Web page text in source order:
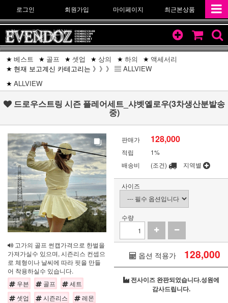
로그인 회원가입 마이페이지 최근본상품
베스트 골프 셋업 상의 하의
액세서리
현재 보고계신 카테고리는 》》》 ▤ ALLVIEW
ALLVIEW
드로우스트링 시즌 플레어세트_샤벳옐로우(3차생산분발송
중)
고가의 골프 썬캡가격으로 한벌을
가져가실수 있으며, 시즌리스 컨셉으
로 체형이나 날씨에 따라 핏을 만들
어 착용하실수 있습니다.
우븐
골프
세트
셋업
시즌리스
레몬
판매가 128,000
적립
1%
배송비
(조건) 지역별
사이즈
수량
옵션 적용가 128,000
전사이즈 완판되었습니다.성원에
감사드립니다.